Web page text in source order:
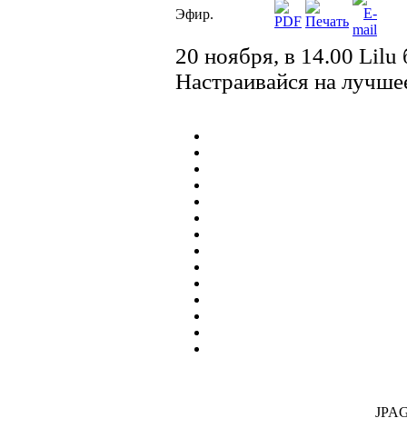
Эфир.
20 ноября, в 14.00 Lilu
Настраивайся на